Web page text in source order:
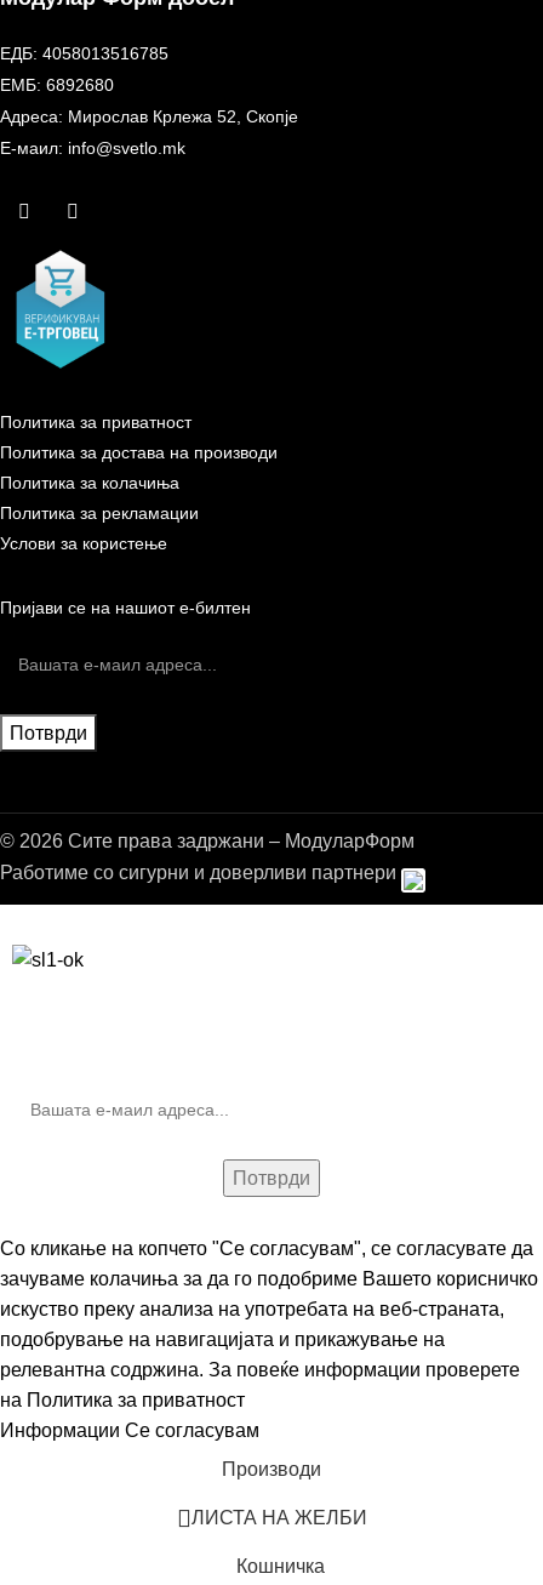
ЕДБ: 4058013516785
ЕМБ: 6892680
Адреса: Мирослав Крлежа 52, Скопје
Е-маил: info@svetlo.mk
Политика за приватност
Политика за достава на производи
Политика за колачиња
Политика за рекламации
Услови за користење
Пријави се на нашиот е-билтен
© 2026 Сите права задржани – МодуларФорм
Работиме со сигурни и доверливи партнери
Со кликање на копчето "Се согласувам", се согласувате да
зачуваме колачиња за да го подобриме Вашето корисничко
искуство преку анализа на употребата на веб-страната,
подобрување на навигацијата и прикажување на
релевантна содржина. За повеќе информации проверете
на Политика за приватност
Информации Се согласувам
Производи
ЛИСТА НА ЖЕЛБИ
Кошничка